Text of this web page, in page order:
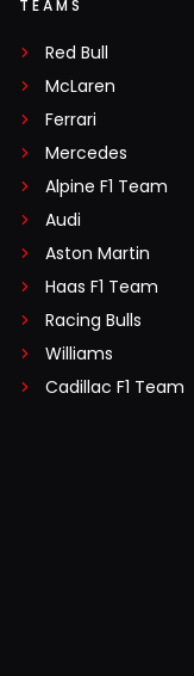
TEAMS
Red Bull
McLaren
Ferrari
Mercedes
Alpine F1 Team
Audi
Aston Martin
Haas F1 Team
Racing Bulls
Williams
Cadillac F1 Team